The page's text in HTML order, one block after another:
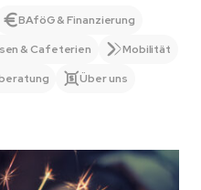
BAföG & Finanzierung
& Cafeterien
Mobilität
Über uns